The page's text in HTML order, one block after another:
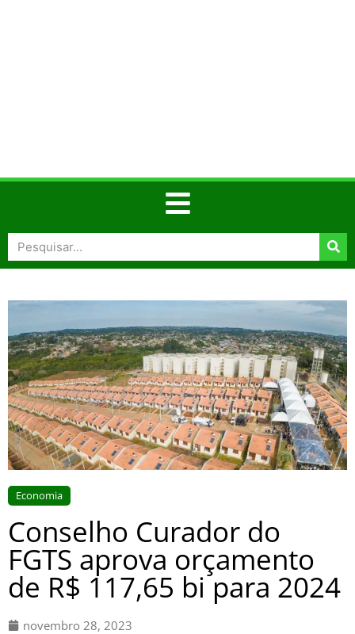
Economia
Conselho Curador do
FGTS aprova orçamento
de R$ 117,65 bi para 2024
novembro 28, 2023